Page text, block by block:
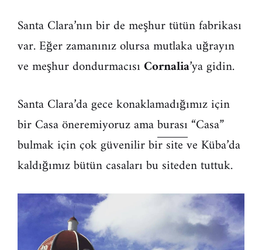
Santa Clara’nın bir de meşhur tütün fabrikası
var. Eğer zamanınız olursa mutlaka uğrayın
ve meşhur dondurmacısıCornalia’ya gidin.
Santa Clara’da gece konaklamadığımız için
bir Casa öneremiyoruz amaburası “Casa”
bulmak için çok güvenilir bir site ve Küba’da
kaldığımız bütün casaları bu siteden tuttuk.